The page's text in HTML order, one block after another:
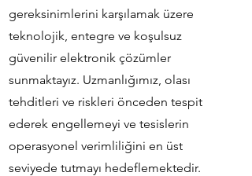
gereksinimlerini karşılamak üzere
teknolojik, entegre ve koşulsuz
güvenilir elektronik çözümler
sunmaktayız. Uzmanlığımız, olası
tehditleri ve riskleri önceden tespit
ederek engellemeyi ve tesislerin
operasyonel verimliliğini en üst
seviyede tutmayı hedeflemektedir.